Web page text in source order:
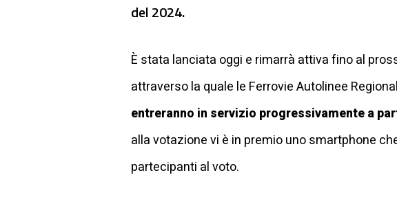
del 2024.
È stata lanciata oggi e rimarrà attiva fino al
attraverso la quale le Ferrovie Autolinee
entreranno in servizio progressivamente a
alla votazione vi è in premio uno smartphone
partecipanti al voto.